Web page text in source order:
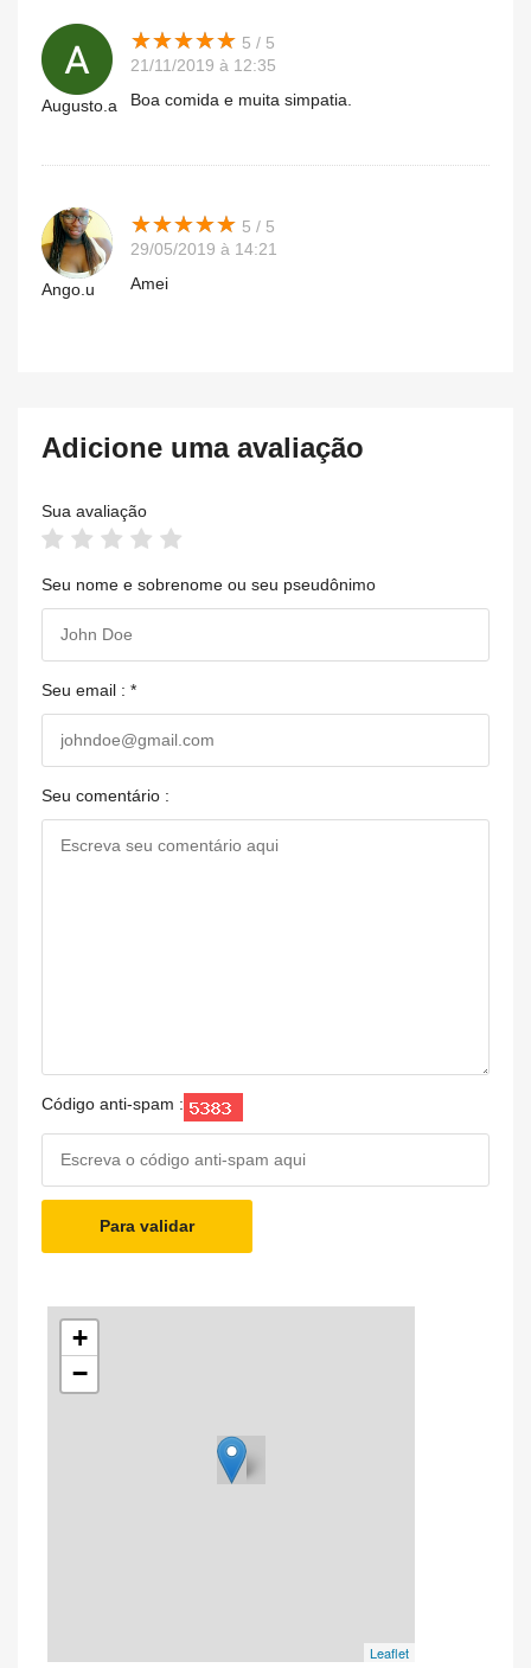
Augusto.a
★★★★★
★★★★★ 5 / 5
21/11/2019 à 12:35
Boa comida e muita simpatia.
Ango.u
★★★★★
★★★★★ 5 / 5
29/05/2019 à 14:21
Amei
Adicione uma avaliação
Sua avaliação
Seu nome e sobrenome ou seu pseudônimo
Seu email : *
Seu comentário :
Código anti-spam :
Para validar
+
−
Leaflet